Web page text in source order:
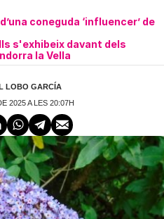
coneguda ‘influencer’ de
s'exhibeix davant dels
la Vella
LOBO GARCÍA
2025 A LES 20:07H